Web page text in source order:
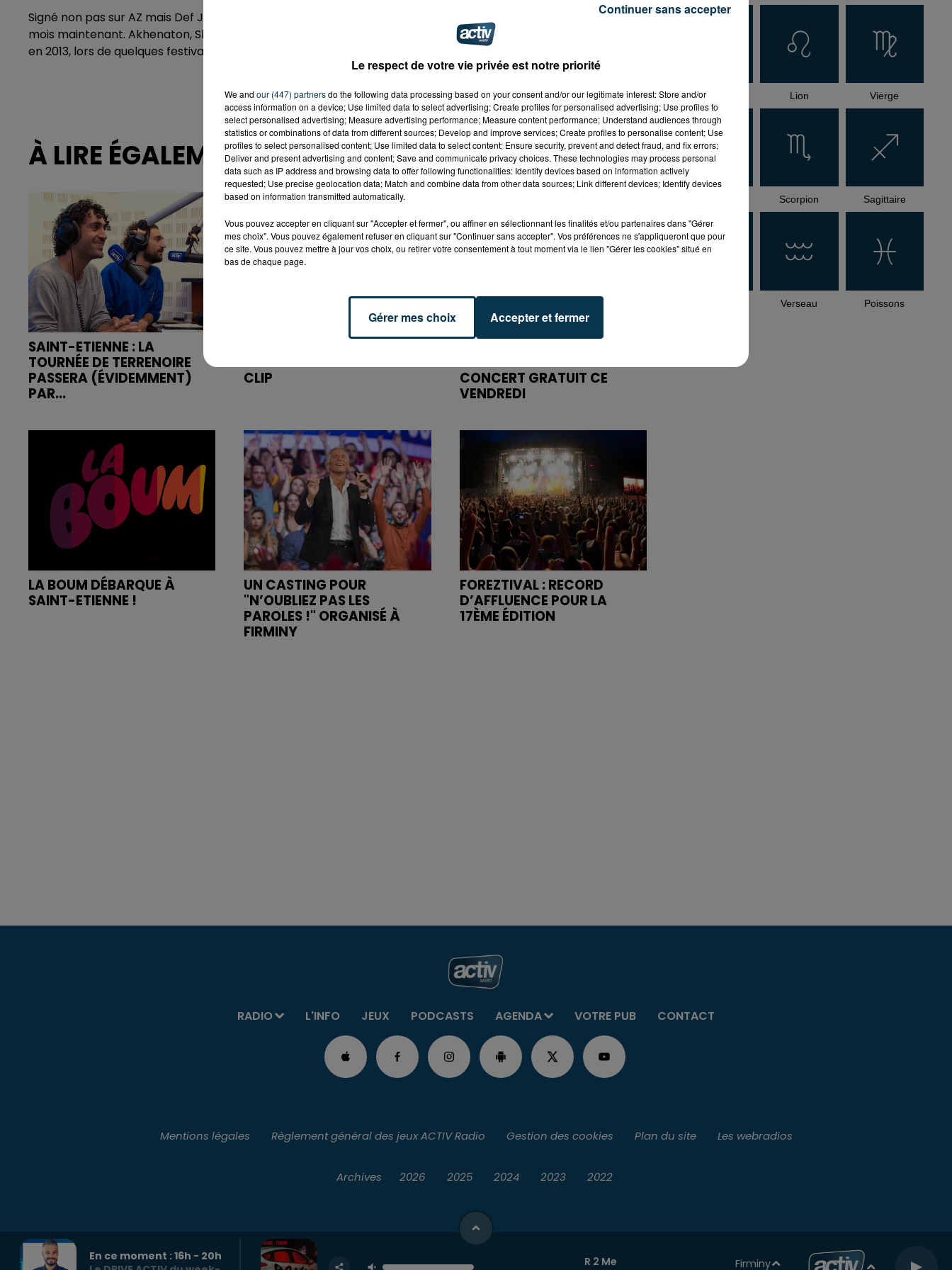
Signé non pas sur AZ mais Def Jam Recordings France, le nouvel album d'IAM sera mis en vente dans quatre
mois maintenant. Akhenaton, Shurik'n, Kheops, Imhotep et Kephren présenteront ce sixième disque sur scène
en 2013, lors de quelques festivals autour de l'été et d'une nouvelle tournée à partir d'octobre.
À LIRE ÉGALEMENT
SAINT-ETIENNE : LA
TOURNÉE DE TERRENOIRE
PASSERA (ÉVIDEMMENT)
PAR...
L'ASSE DANS SON DERNIER
CLIP
BIANCA COSTA EN
CONCERT GRATUIT CE
VENDREDI
LA BOUM DÉBARQUE À
SAINT-ETIENNE !
UN CASTING POUR
"N’OUBLIEZ PAS LES
PAROLES !" ORGANISÉ À
FIRMINY
FOREZTIVAL : RECORD
D’AFFLUENCE POUR LA
17ÈME ÉDITION
Cancer Lion Vierge
Scorpion Sagittaire
Verseau Poissons
RADIO L'INFO JEUX PODCASTS AGENDA VOTRE PUB CONTACT
En ce moment :16h - 20h
R 2 Me Firminy
Mentions légales Règlement général des jeux ACTIV Radio Gestion des cookies Plan du site Les webradios
Archives 2026 2025 2024 2023 2022
Le respect de votre vie privée est notre priorité
We and our (447) partnersdo the following data processing based on your consent and/or our legitimate interest: Store and/or
access information on a device; Use limited data to select advertising; Create profiles for personalised advertising; Use profiles to
select personalised advertising; Measure advertising performance; Measure content performance; Understand audiences through
statistics or combinations of data from different sources; Develop and improve services; Create profiles to personalise content; Use
profiles to select personalised content; Use limited data to select content; Ensure security, prevent and detect fraud, and fix errors;
Deliver and present advertising and content; Save and communicate privacy choices. These technologies may process personal
data such as IP address and browsing data to offer following functionalities: Identify devices based on information actively
requested; Use precise geolocation data; Match and combine data from other data sources; Link different devices; Identify devices
based on information transmitted automatically.
Vous pouvez accepter en cliquant sur "Accepter et fermer", ou affiner en sélectionnant les finalités et/ou partenaires dans "Gérer
mes choix". Vous pouvez également refuser en cliquant sur "Continuer sans accepter". Vos préférences ne s'appliqueront que pour
ce site. Vous pouvez mettre à jour vos choix, ou retirer votre consentement à tout moment via le lien "Gérer les cookies" situé en
bas de chaque page.
Gérer mes choix Accepter et fermer
Continuer sans accepter